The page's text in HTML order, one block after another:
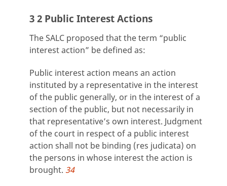
3 2 Public Interest Actions
The SALC proposed that the term “public
interest action” be defined as:
Public interest action means an action
instituted by a representative in the interest
of the public generally, or in the interest of a
section of the public, but not necessarily in
that representative’s own interest. Judgment
of the court in respect of a public interest
action shall not be binding (res judicata) on
the persons in whose interest the action is
brought. 34